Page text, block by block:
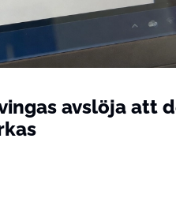
avslöja att